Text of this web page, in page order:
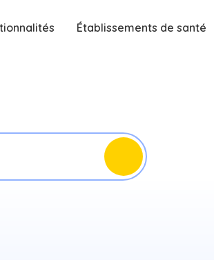
Établissements de santé
Rechercher